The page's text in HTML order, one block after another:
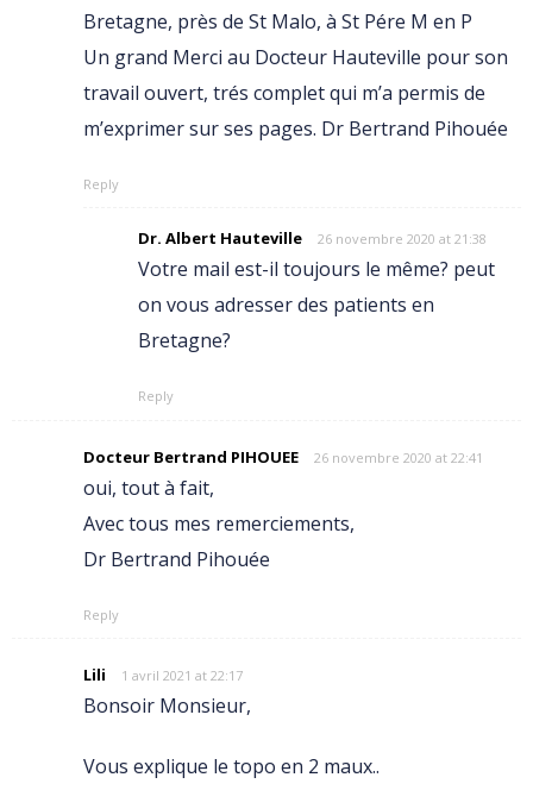
Bretagne, près de St Malo, à St Pére M en P
Un grand Merci au Docteur Hauteville pour son
travail ouvert, trés complet qui m’a permis de
m’exprimer sur ses pages. Dr Bertrand Pihouée
Reply
Dr. Albert Hauteville 26 novembre 2020 at 21:38
Votre mail est-il toujours le même? peut
on vous adresser des patients en
Bretagne?
Reply
Docteur Bertrand PIHOUEE 26 novembre 2020 at 22:41
oui, tout à fait,
Avec tous mes remerciements,
Dr Bertrand Pihouée
Reply
Lili 1 avril 2021 at 22:17
Bonsoir Monsieur,
Vous explique le topo en 2 maux..